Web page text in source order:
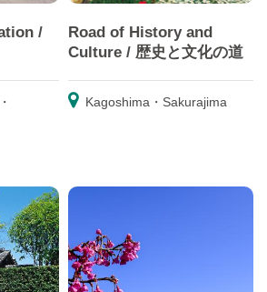
/
Road of History and
Culture / 歴史と文化の道
Kagoshima・Sakurajima